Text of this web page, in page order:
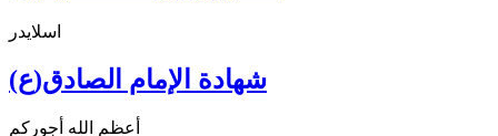
اسلايدر
شهادة الإمام الصادق(ع)
أعظم الله أجوركم